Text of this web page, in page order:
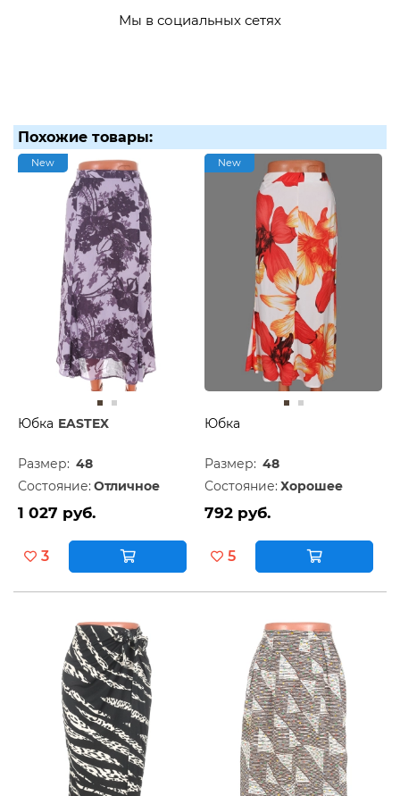
Мы в социальных сетях
Похожие товары:
New
Юбка EASTEX
Размер: 48
Состояние: Отличное
1 027 руб.
3
New
Юбка
Размер: 48
Состояние: Хорошее
792 руб.
5